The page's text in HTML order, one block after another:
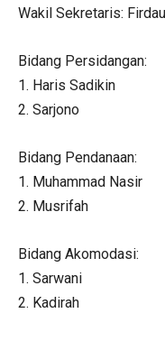
Wakil Sekretaris:
Bidang Persidangan:
1. Haris Sadikin
2. Sarjono
Bidang Pendanaan:
1. Muhammad Nasir
2. Musrifah
Bidang Akomodasi:
1. Sarwani
2. Kadirah